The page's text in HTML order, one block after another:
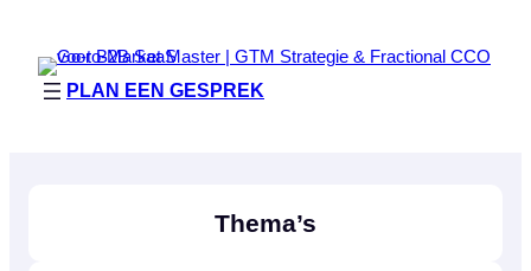
PLAN EEN GESPREK
Thema’s